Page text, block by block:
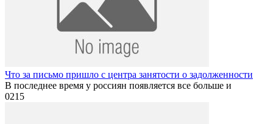
Что за письмо пришло с центра занятости о задолженности
В последнее время у россиян появляется все больше и
0215